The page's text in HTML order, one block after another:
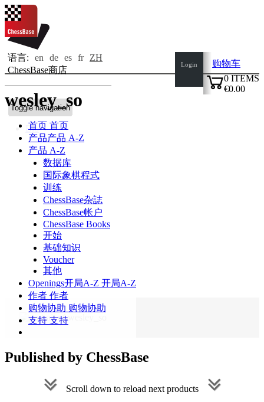
语言: en de es fr
ZH
ChessBase商店
Toggle navigation
首页 首页
产品产品 A-Z
产品 A-Z
数据库
国际象棋程式
训练
ChessBase杂誌
ChessBase帐户
ChessBase Books
开始
基础知识
Voucher
其他
Openings开局A-Z 开局A-Z
作者 作者
购物协助 购物协助
支持 支持
Login
购物车
0 ITEMS
€0.00
wesley_so
Bio
Published by ChessBase
Scroll down to reload next products